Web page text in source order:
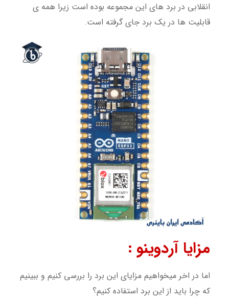
انقلابی در برد های این مجموعه بوده است زیرا همه ی
قابلیت ها در یک برد جای گرفته است.
مزایا آردوینو :
اما در اخر میخواهیم مزایای این برد را بررسی کنیم و ببینیم
که چرا باید از این برد استفاده کنیم؟